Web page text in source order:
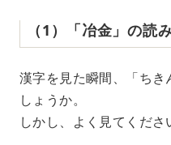
（1）「冶金」の読
漢字を見た瞬間、「ち
しょうか。
しかし、よく見てくださ